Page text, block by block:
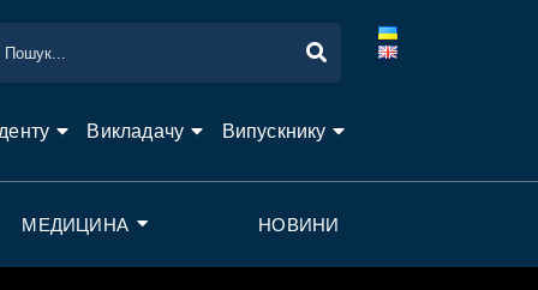
Викладачу Випускнику
МЕДИЦИНА НОВИНИ